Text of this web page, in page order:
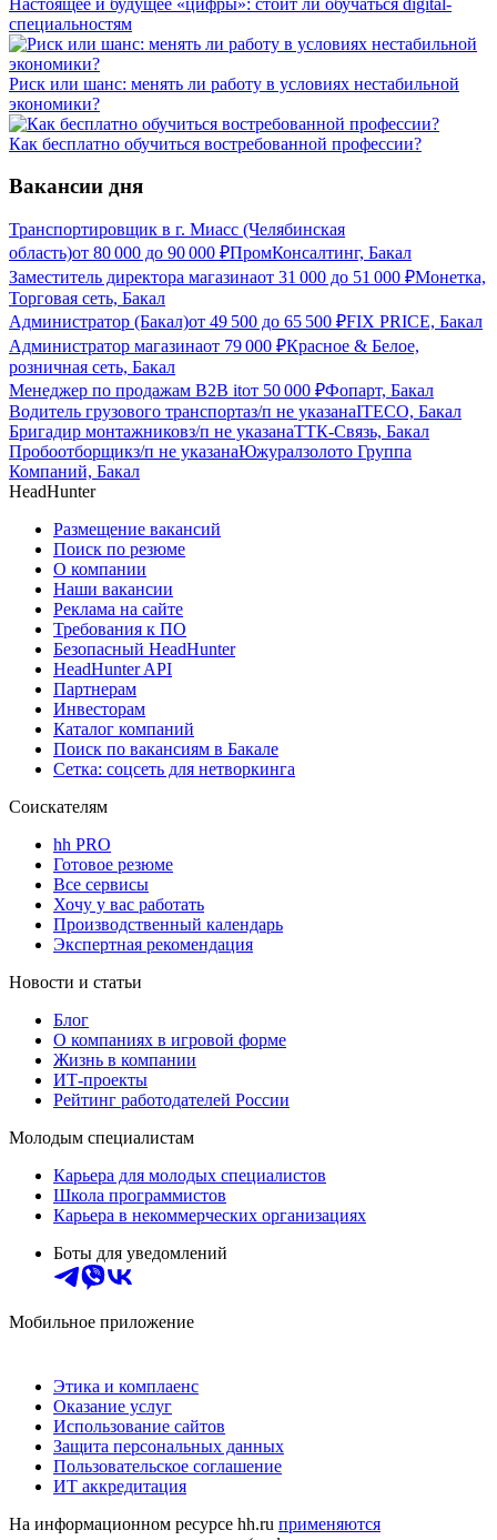
специальностям
Риск или шанс: менять ли работу в условиях нестабильной
экономики?
Как бесплатно обучиться востребованной профессии?
Вакансии дня
Транспортировщик в г. Миасс (Челябинская
область)от 80 000 до 90 000 ₽ПромКонсалтинг, Бакал
Заместитель директора магазинаот 31 000 до 51 000 ₽Монетка,
Торговая сеть, Бакал
Администратор (Бакал)от 49 500 до 65 500 ₽FIX PRICE, Бакал
Администратор магазинаот 79 000 ₽Красное & Белое,
розничная сеть, Бакал
Менеджер по продажам B2B itот 50 000 ₽Фопарт, Бакал
Водитель грузового транспортаз/п не указанаITECO, Бакал
Бригадир монтажниковз/п не указанаТТК-Связь, Бакал
Пробоотборщикз/п не указанаЮжуралзолото Группа
Компаний, Бакал
HeadHunter
Размещение вакансий
Поиск по резюме
О компании
Наши вакансии
Реклама на сайте
Требования к ПО
Безопасный HeadHunter
HeadHunter API
Партнерам
Инвесторам
Каталог компаний
Поиск по вакансиям в Бакале
Сетка: соцсеть для нетворкинга
Соискателям
hh PRO
Готовое резюме
Все сервисы
Хочу у вас работать
Производственный календарь
Экспертная рекомендация
Новости и статьи
Блог
О компаниях в игровой форме
Жизнь в компании
ИТ-проекты
Рейтинг работодателей России
Молодым специалистам
Карьера для молодых специалистов
Школа программистов
Карьера в некоммерческих организациях
Боты для уведомлений
Мобильное приложение
Этика и комплаенс
Оказание услуг
Использование сайтов
Защита персональных данных
Пользовательское соглашение
ИТ аккредитация
На информационном ресурсе hh.ru применяются